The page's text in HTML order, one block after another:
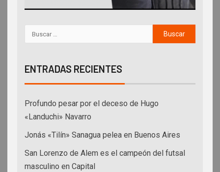
ENTRADAS RECIENTES
Profundo pesar por el deceso de Hugo
«Landuchi» Navarro
Jonás «Tilín» Sanagua pelea en Buenos Aires
San Lorenzo de Alem es el campeón del futsal
masculino en Capital